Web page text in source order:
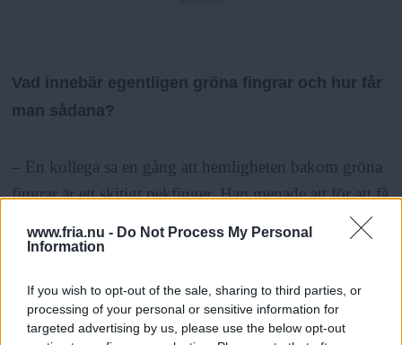
www.fria.nu - Do Not Process My Personal
Information
If you wish to opt-out of the sale, sharing to third parties, or
processing of your personal or sensitive information for
targeted advertising by us, please use the below opt-out
Vad innebär egentligen gröna fingrar och hur får
man sådana?
– En kollega sa en gång att hemligheten bakom gröna
fingrar är ett skitigt pekfinger. Han menade att för att få
gröna fingrar så kör man helt enkelt ner pekfingret i
krukan. Är det torrt vattnar man, annars inte, säger
Allmänt kan man annars säga att gröna fingrar bygger